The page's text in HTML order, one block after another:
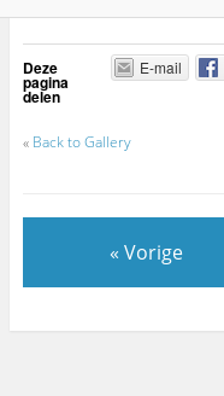
Deze
pagina
delen
E-mail
« Back to Gallery
« Vorige